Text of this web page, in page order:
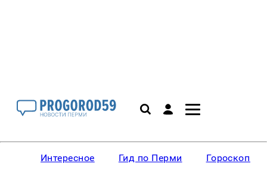
Интересное Гид по Перми Гороскопы